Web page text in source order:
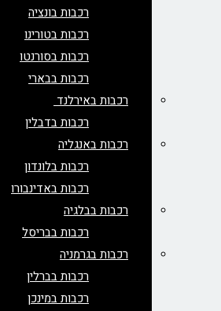
רכבות בונציה
רכבות בטורינו
רכבות בסורנטו
רכבות בבארי
רכבות באירלנד
רכבות בדבלין
רכבות באנגליה
רכבות בלונדון
רכבות באדינבורו
רכבות בבלגיה
רכבות בבריסל
רכבות בגרמניה
רכבות בברלין
רכבות במינכן